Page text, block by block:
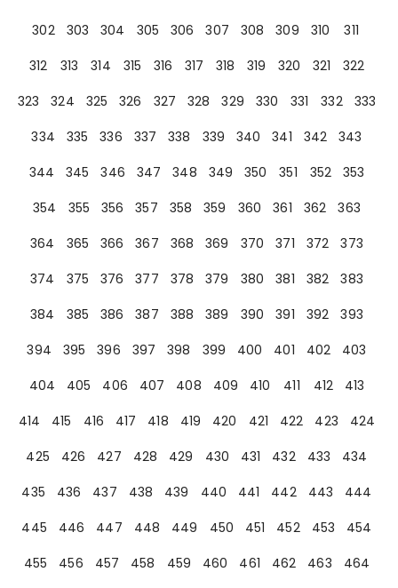
302
303 304 305 306 307 308 309 310
311
312
313 314 315 316 317 318 319 320 321
322
323
324 325 326 327 328 329 330 331 332
333
334
335 336 337 338 339 340 341 342
343
344
345 346 347 348 349 350 351 352
353
354
355 356 357 358 359 360 361 362
363
364
365 366 367 368 369 370 371 372
373
374
375 376 377 378 379 380 381 382
383
384
385 386 387 388 389 390 391 392
393
394
395 396 397 398 399 400 401 402
403
404
405 406 407 408 409 410 411 412
413
414
415 416 417 418 419 420 421 422 423
424
425
426 427 428 429 430 431 432 433
434
435
436 437 438 439 440 441 442 443
444
445
446 447 448 449 450 451 452 453
454
455
456 457 458 459 460 461 462 463
464